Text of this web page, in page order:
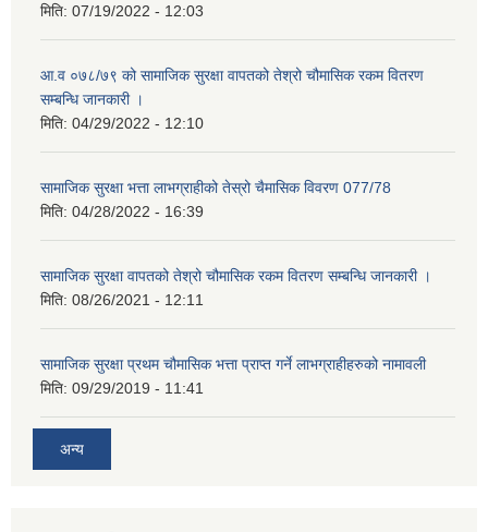
मिति: 07/19/2022 - 12:03
आ.व ०७८/७९ को सामाजिक सुरक्षा वापतको तेश्रो चौमासिक रकम वितरण
सम्बन्धि जानकारी ।
मिति: 04/29/2022 - 12:10
सामाजिक सुरक्षा भत्ता लाभग्राहीको तेस्रो चैमासिक विवरण 077/78
मिति: 04/28/2022 - 16:39
सामाजिक सुरक्षा वापतको तेश्रो चौमासिक रकम वितरण सम्बन्धि जानकारी ।
मिति: 08/26/2021 - 12:11
सामाजिक सुरक्षा प्रथम चौमासिक भत्ता प्राप्त गर्ने लाभग्राहीहरुको नामावली
मिति: 09/29/2019 - 11:41
अन्य